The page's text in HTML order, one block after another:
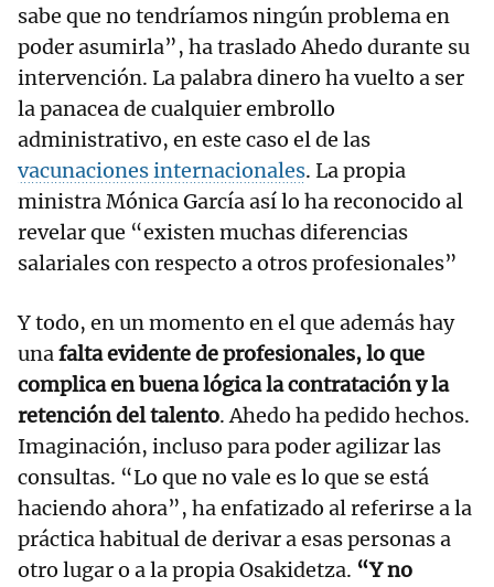
sabe que no tendríamos ningún problema en
poder asumirla”, ha traslado Ahedo durante su
intervención. La palabra dinero ha vuelto a ser
la panacea de cualquier embrollo
administrativo, en este caso el de las
vacunaciones internacionales. La propia
ministra Mónica García así lo ha reconocido al
revelar que “existen muchas diferencias
salariales con respecto a otros profesionales”
Y todo, en un momento en el que además hay
unafalta evidente de profesionales, lo que
complica en buena lógica la contratación y la
retención del talento. Ahedo ha pedido hechos.
Imaginación, incluso para poder agilizar las
consultas. “Lo que no vale es lo que se está
haciendo ahora”, ha enfatizado al referirse a la
práctica habitual de derivar a esas personas a
otro lugar o a la propia Osakidetza. “Y no